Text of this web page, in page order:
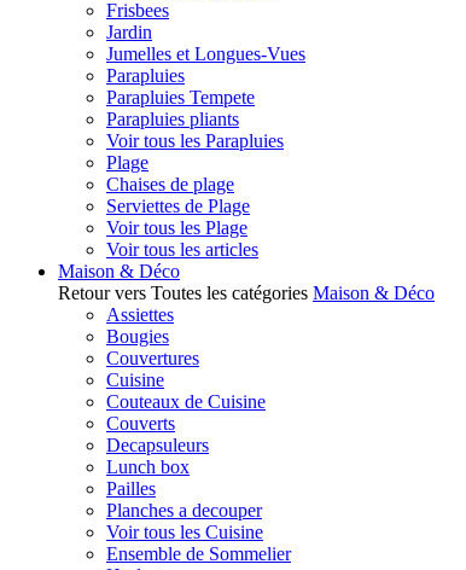
Frisbees
Jardin
Jumelles et Longues-Vues
Parapluies
Parapluies Tempete
Parapluies pliants
Voir tous les Parapluies
Plage
Chaises de plage
Serviettes de Plage
Voir tous les Plage
Voir tous les articles
Maison & Déco
Retour vers Toutes les catégories Maison & Déco
Assiettes
Bougies
Couvertures
Cuisine
Couteaux de Cuisine
Couverts
Decapsuleurs
Lunch box
Pailles
Planches a decouper
Voir tous les Cuisine
Ensemble de Sommelier